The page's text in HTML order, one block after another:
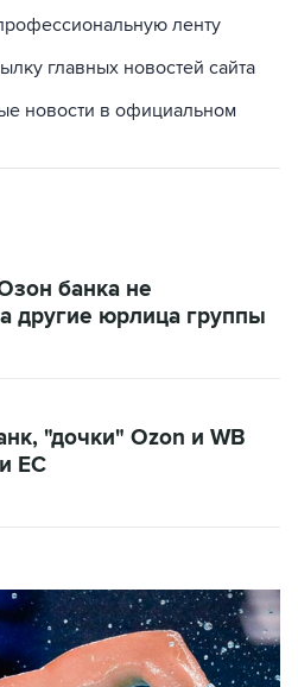
ленту
главных новостей сайта
новости в официальном
банка не
другие юрлица группы
"дочки" Ozon и WB
ЕС